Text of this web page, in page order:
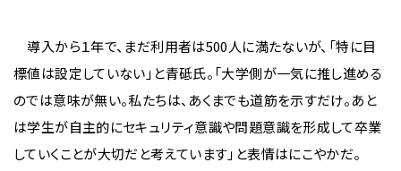
導入から１年で、まだ利用者は500人に満たないが、「特に目
標値は設定していない」と青砥氏。「大学側が一気に推し進める
のでは意味が無い。私たちは、あくまでも道筋を示すだけ。あと
は学生が自主的にセキュリティ意識や問題意識を形成して卒業
していくことが大切だと考えています」と表情はにこやかだ。